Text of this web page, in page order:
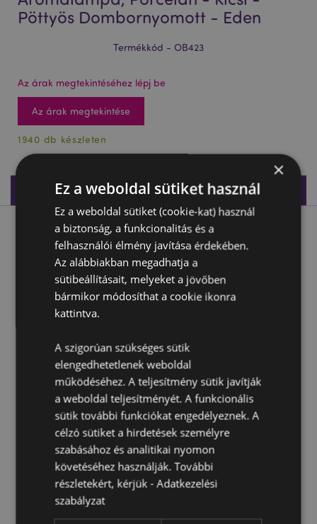
Pöttyös Dombornyomott - Eden
Termékkód - OB423
Az árak megtekintéséhez lépj be
Az árak megtekintése
1940 db készleten
Termékleírás
Termékleírás
Aromalámpa, Porcelán - Kicsi - Pöttyös Dombornyomott -
Anyaga:Tálka: Porcelán (Közepes Hőmérsékletű)
A gyertyát a készlet tartalmazza:
Az olajokat a készlet tartalmazza:
Biztonsági Információ:Mindig olvassa el és kövesse a
használati utasításokat, melyet a termékhez
mellékelve talál. Használjon jó minőségű
mécsesgyertyát, és ne töltse túl a tálkát.
Termékjellemzők
További Magasság 7.5cm Szélesség 7cm Vastagság 6.5cm
5055071504839
×
Ez a weboldal sütiket használ
Ez a weboldal sütiket (cookie-kat) használ
a biztonság, a funkcionalitás és a
felhasználói élmény javítása érdekében.
Az alábbiakban megadhatja a
sütibeállításait, melyeket a jövőben
bármikor módosíthat a cookie ikonra
kattintva.
A szigorúan szükséges sütik
elengedhetetlenek weboldal
működéséhez. A teljesítmény sütik javítják
a weboldal teljesítményét. A funkcionális
sütik további funkciókat engedélyeznek. A
célzó sütiket a hirdetések személyre
szabásához és analitikai nyomon
követéséhez használják. További
részletekért, kérjük -Adatkezelési
szabályzat